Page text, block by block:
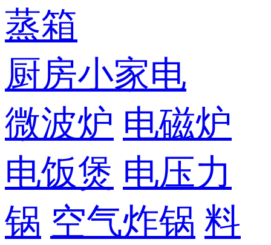
蒸箱
厨房小家电
微波炉 电磁炉
电饭煲 电压力
锅 空气炸锅 料